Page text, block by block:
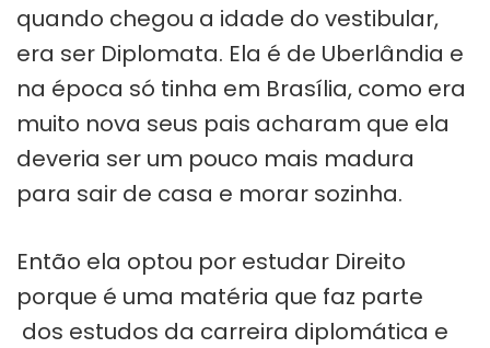
quando chegou a idade do vestibular,
era ser Diplomata. Ela é de Uberlândia e
na época só tinha em Brasília, como era
muito nova seus pais acharam que ela
deveria ser um pouco mais madura
para sair de casa e morar sozinha.
Então ela optou por estudar Direito
porque é uma matéria que faz parte
dos estudos da carreira diplomática e